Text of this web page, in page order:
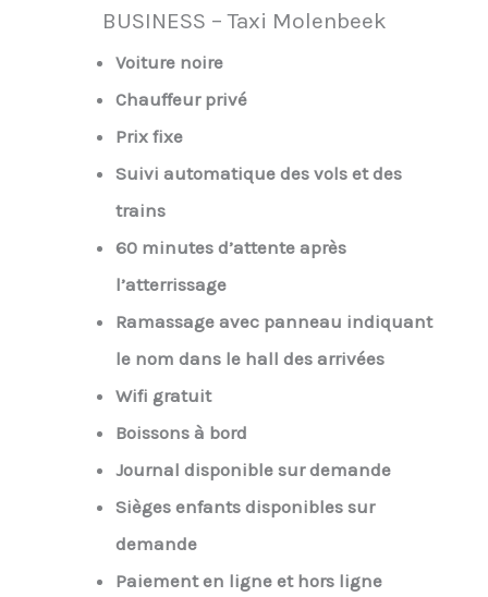
BUSINESS – Taxi Molenbeek
Voiture noire
Chauffeur privé
Prix fixe
Suivi automatique des vols et des
trains
60 minutes d’attente après
l’atterrissage
Ramassage avec panneau indiquant
le nom dans le hall des arrivées
Wifi gratuit
Boissons à bord
Journal disponible sur demande
Sièges enfants disponibles sur
demande
Paiement en ligne et hors ligne